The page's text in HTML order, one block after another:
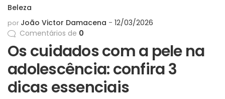
Beleza
por João Victor Damacena
12/03/2026
Comentários de 0
Os cuidados com a pele na
adolescência: confira 3
dicas essenciais